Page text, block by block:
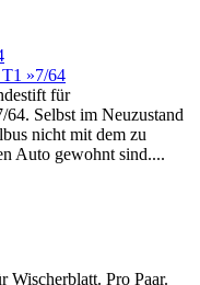
für
Selbst im Neuzustand
nicht mit dem zu
Auto gewohnt sind....
Wischerblatt. Pro Paar.